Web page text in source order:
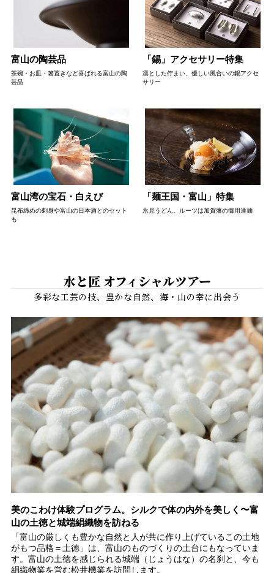
富山の陶芸品
茶碗・お皿・箸置きなど喜ばれる富山の陶
芸品
「錫」アクセサリー特集
凛とした佇まい、優しい風合いの錫アクセ
サリー
富山湾の宝石・白えび
昆布締めの刺身や富山の日本酒とのセット
も
「麺王国・富山」特集
氷見うどん。ルーツは加賀藩の御用達麺
水と匠 オフィシャルツアー
美のこわけ体験プログラム。シルクで体の内外を美しく〜富
山の土徳と城端絹織物を訪ねる
「富山の厳しくも豊かな自然と人が共に作り上げているこの土地
がもつ品格＝土徳」は、富山のものづくりの土台にもなっていま
す。富山の土徳を感じられる城端（じょうはな）の名刹と、今も
絹織物業を営む松井機業を訪問します。